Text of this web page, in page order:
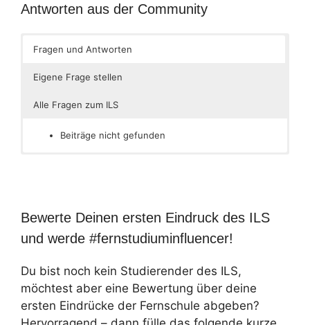
Antworten aus der Community
Fragen und Antworten
Eigene Frage stellen
Alle Fragen zum ILS
Beiträge nicht gefunden
Bewerte Deinen ersten Eindruck des ILS
und werde #fernstudiuminfluencer!
Du bist noch kein Studierender des ILS,
möchtest aber eine Bewertung über deine
ersten Eindrücke der Fernschule abgeben?